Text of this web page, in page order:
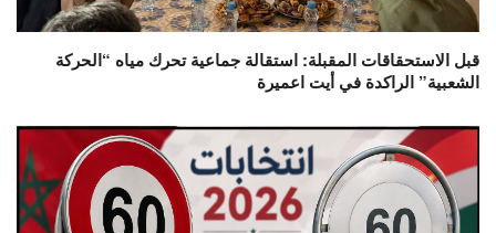
قبل الاستحقاقات المقبلة: استقالة جماعية تحرك مياه “الحركة
الشعبية” الراكدة في أيت اعميرة